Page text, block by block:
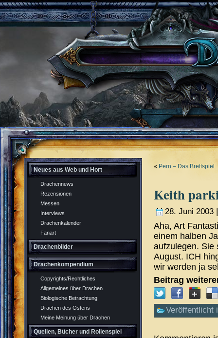
Neues aus Web und Hort
Drachennews
Rezensionen
Messen
Interviews
Drachenkalender
Fanart
Drachenbilder
Drachenkompendium
Copyrights/Rechtliches
Allgemeines über Drachen
Biologische Betrachtung
Drachen des Ostens
Meine Meinung über Drachen
Quellen, Bücher und Rollenspiel
« Pern – Das Brettspiel
Keith
28. Juni 2003
Aha, Art
einem halben
aufzulegen. Sie
August. ICH
wir werden ja
Beitrag
Veröffentlicht